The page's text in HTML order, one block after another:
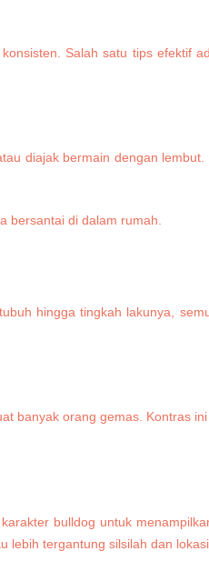
Salah satu tips efektif
diajak bermain dengan
hingga tingkah lakunya,
banyak orang gemas. Kontras
bulldog untuk
lebih tergantung silsilah dan lokasi.